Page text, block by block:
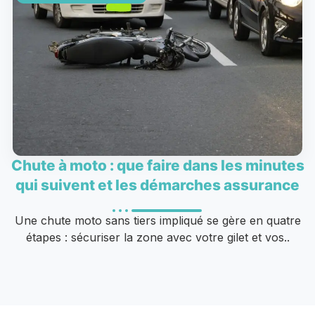
Chute à moto : que faire dans les minutes
qui suivent et les démarches assurance
Une chute moto sans tiers impliqué se gère en quatre
étapes : sécuriser la zone avec votre gilet et vos..